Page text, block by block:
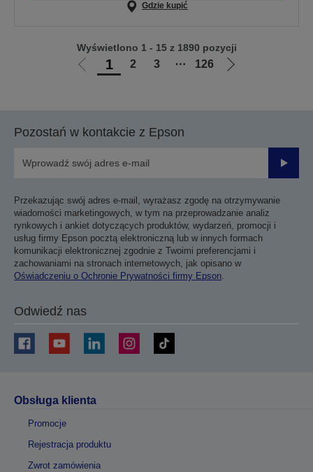
Gdzie kupić
Przejdź
1 2 3 ⋯ 126
Przejdź
Wyświetlono 1 - 15 z 1890 pozycji
Pozostań w kontakcie z Epson
Przekazując swój adres e-mail, wyrażasz zgodę na otrzymywanie
wiadomości marketingowych, w tym na przeprowadzanie analiz
rynkowych i ankiet dotyczących produktów, wydarzeń, promocji i
usług firmy Epson pocztą elektroniczną lub w innych formach
komunikacji elektronicznej zgodnie z Twoimi preferencjami i
zachowaniami na stronach internetowych, jak opisano w
Oświadczeniu o Ochronie Prywatności firmy Epson.
Odwiedź nas
Obsługa klienta
Promocje
Rejestracja produktu
Zwrot zamówienia